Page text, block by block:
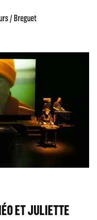
/ Breguet
ET JULIETTE